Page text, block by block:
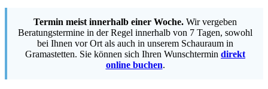
Termin meist innerhalb einer Woche. Wir vergeben
Beratungstermine in der Regel innerhalb von 7 Tagen, sowohl
bei Ihnen vor Ort als auch in unserem Schauraum in
Gramastetten. Sie können sich Ihren Wunschtermin direkt
online buchen.